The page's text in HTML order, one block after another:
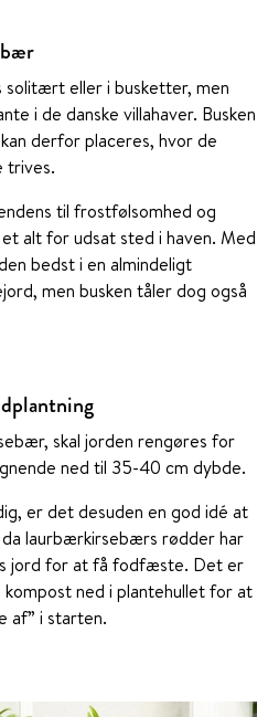
eller i busketter, men
i de danske villahaver. Busken
derfor placeres, hvor de
trives.
til frostfølsomhed og
alt for udsat sted i haven. Med
bedst i en almindeligt
men busken tåler dog også
skal jorden rengøres for
ned til 35-40 cm dybde.
er det desuden en god idé at
da laurbærkirsebærs rødder har
jord for at få fodfæste. Det er
ned i plantehullet for at
af” i starten.